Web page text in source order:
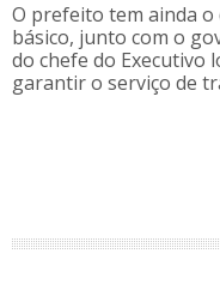
O prefeito tem ainda
básico, junto com o
do chefe do Executivo
garantir o serviço de